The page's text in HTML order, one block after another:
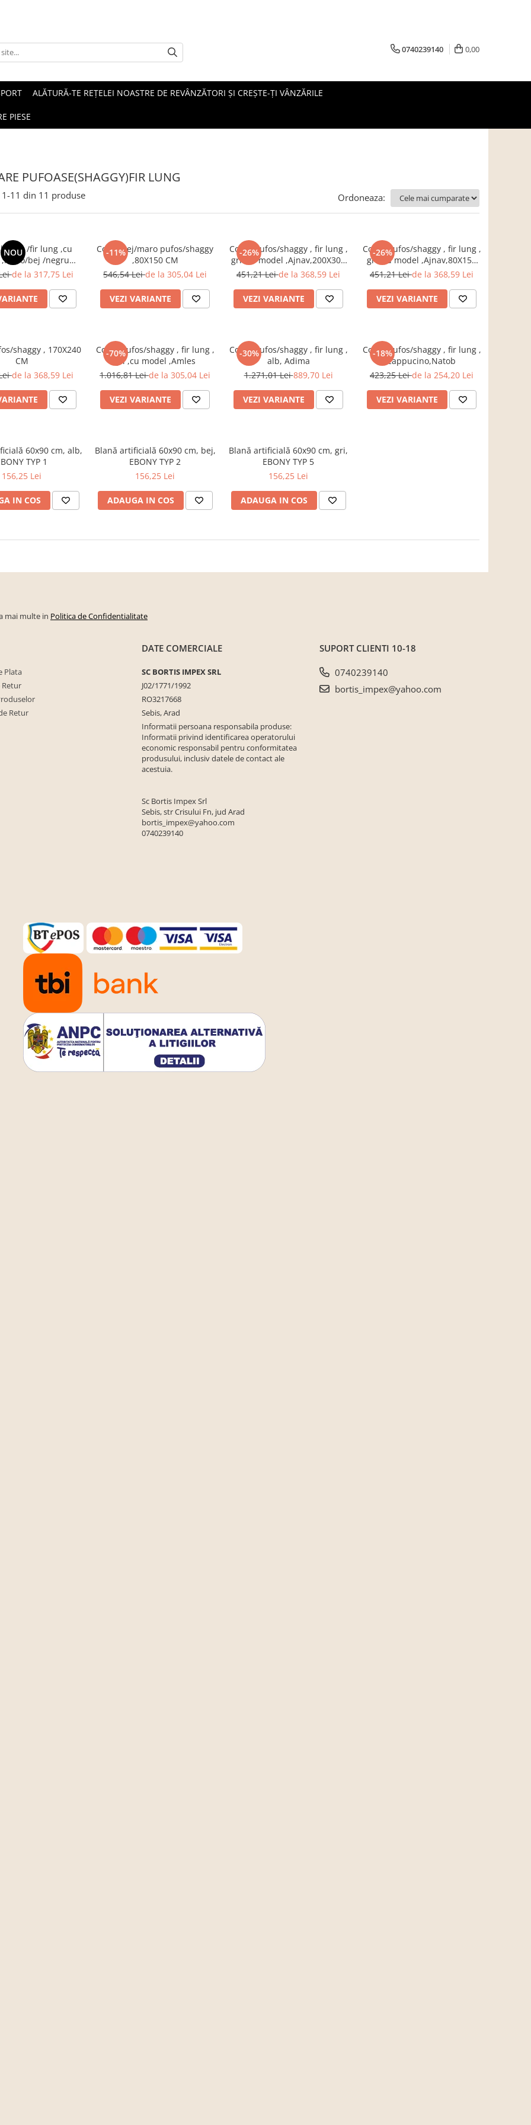
0740239140 0,00
ALĂTURĂ-TE REȚELEI NOASTRE DE REVÂNZĂTORI ȘI CREȘTE-ȚI VÂNZĂRILE
PIESE
PUFOASE(SHAGGY)FIR LUNG
1-11 din 11 produse Ordoneaza:
NOU /fir lung ,cu
bej /negru
dimensiuni
de la 317,75 Lei
-11%
Covor bej/maro pufos/shaggy
,80X150 CM
546,54 Leide la 305,04 Lei
VEZI VARIANTE
-26%
Covor pufos/shaggy , fir lung ,
gri ,cu model ,Ajnav,200X300
CM
451,21 Leide la 368,59 Lei
VEZI VARIANTE
-26%
Covor pufos/shaggy , fir lung ,
gri ,cu model ,Ajnav,80X150
CM
451,21 Leide la 368,59 Lei
VEZI VARIANTE
shaggy , 170X240
CM
de la 368,59 Lei
-70%
Covor pufos/shaggy , fir lung ,
gri ,cu model ,Amles
1.016,81 Leide la 305,04 Lei
VEZI VARIANTE
-30%
Covor pufos/shaggy , fir lung ,
alb, Adima
1.271,01 Lei889,70 Lei
VEZI VARIANTE
-18%
Covor pufos/shaggy , fir lung ,
cappucino,Natob
423,25 Leide la 254,20 Lei
VEZI VARIANTE
60x90 cm, alb,
TYP 1
156,25 Lei
IN COS
Blană artificială 60x90 cm, bej,
EBONY TYP 2
156,25 Lei
ADAUGA IN COS
Blană artificială 60x90 cm, gri,
EBONY TYP 5
156,25 Lei
ADAUGA IN COS
mai multe in Politica de Confidentialitate
Plata
Retur
Retur
DATE COMERCIALE
SC BORTIS IMPEX SRL
J02/1771/1992
RO3217668
Sebis, Arad
Informatii persoana responsabila produse:
Informatii privind identificarea operatorului
economic responsabil pentru conformitatea
produsului, inclusiv datele de contact ale
acestuia.
Sc Bortis Impex Srl
Sebis, str Crisului Fn, jud Arad
bortis_impex@yahoo.com
0740239140
SUPORT CLIENTI 10-18
0740239140
bortis_impex@yahoo.com